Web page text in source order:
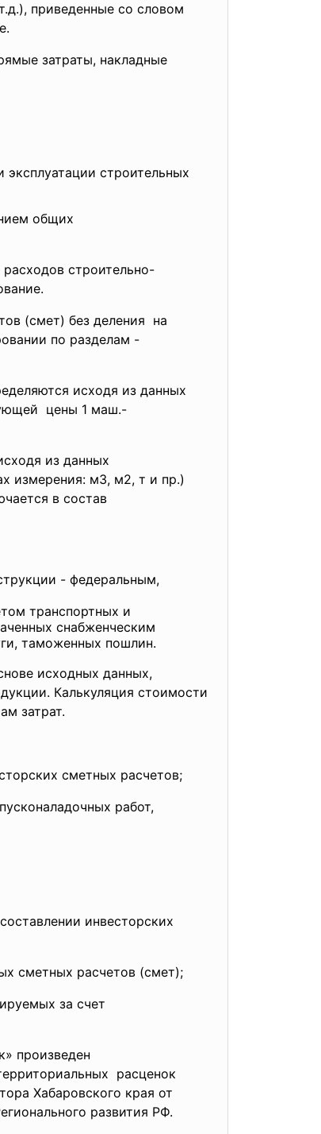
приведенные со словом
затраты, накладные
строительных
общих
строительно-
(смет) без деления на
по разделам -
исходя из данных
цены 1 маш.-
из данных
измерения: м3, м2, т и пр.)
в состав
- федеральным,
транспортных и
снабженческим
таможенных пошлин.
исходных данных,
Калькуляция стоимости
затрат.
сметных расчетов;
работ,
инвесторских
сметных расчетов (смет);
за счет
произведен
расценок
Хабаровского края от
развития РФ.